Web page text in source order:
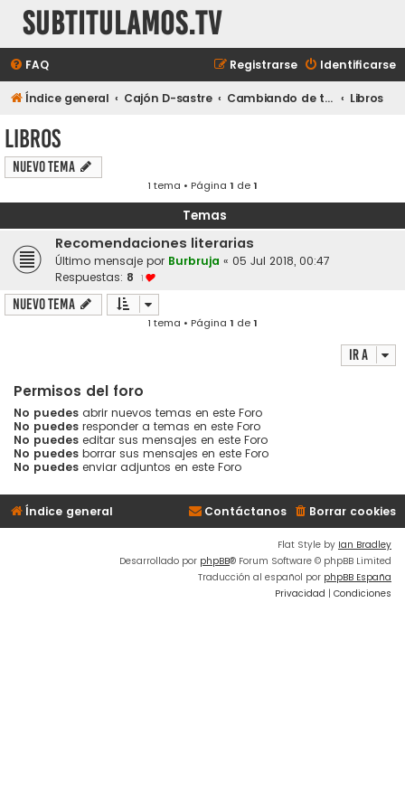
subtitulamos.tv
FAQ Identificarse
Registrarse
Índice general Cajón D-sastre Cambiando de tema... Libros
Libros
Nuevo Tema
1 tema • Página 1 de1
Temas
Recomendaciones literarias
Último mensaje por Burbruja « 05 Jul 2018, 00:47
Respuestas: 8 1
Nuevo Tema
1 tema • Página 1 de1
Ir a
Permisos del foro
No puedes abrir nuevos temas en este Foro
No puedes responder a temas en este Foro
No puedes editar sus mensajes en este Foro
No puedes borrar sus mensajes en este Foro
No puedes enviar adjuntos en este Foro
Índice general Borrar cookies
Contáctanos
Flat Style by Ian Bradley
Desarrollado por phpBB® Forum Software © phpBB Limited
Traducción al español por phpBB España
Privacidad | Condiciones